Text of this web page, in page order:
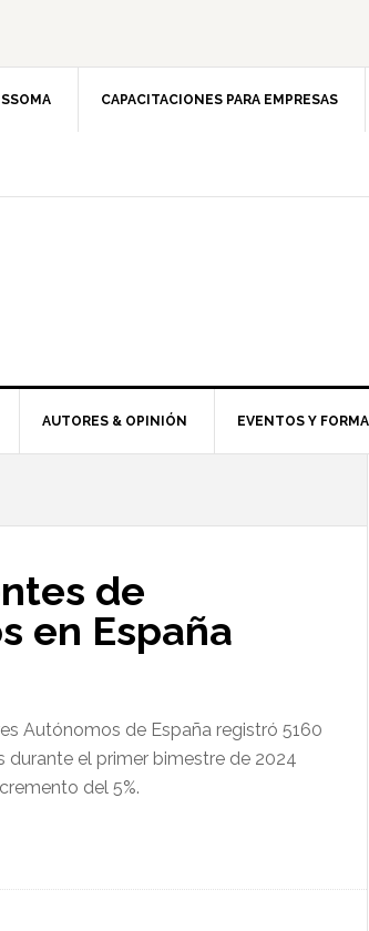
CAPACITACIONES PARA EMPRESAS
AUTORES & OPINIÓN EVENTOS Y
de
en España
Autónomos de España registró 5160
el primer bimestre de 2024
del 5%.